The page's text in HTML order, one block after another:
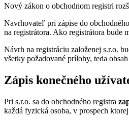
Nový zákon o obchodnom registri
Navrhovateľ pri zápise do
na registrátora. Ako registrátora bude
Návrh na registráciu založenej s.r.o.
všetky požadované prílohy, teda
Zápis konečného
Pri s.r.o. sa do obchodného registra
každá fyzická osoba, v prospech